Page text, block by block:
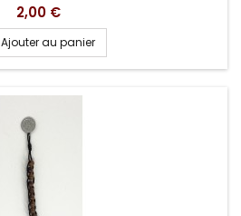
Prix
2,00 €
Ajouter au panier